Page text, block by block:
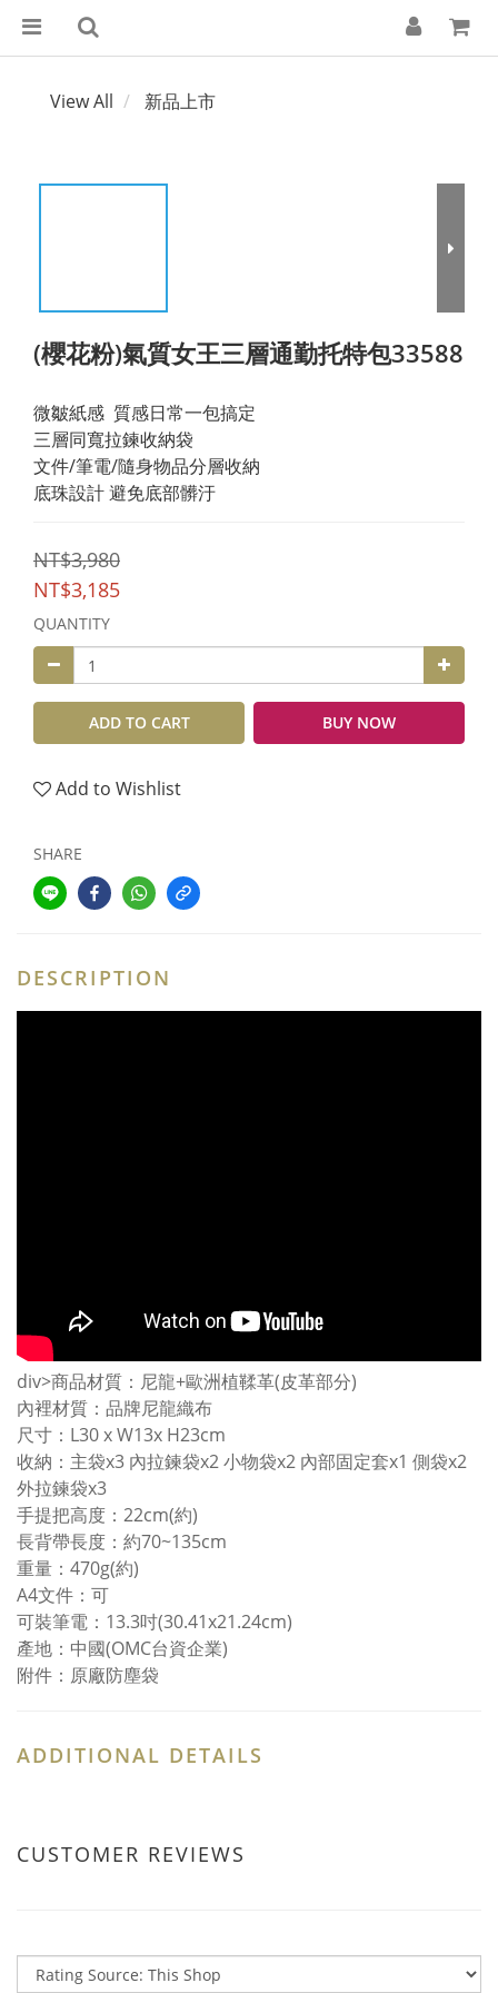
View All 新品上市
(櫻花粉)氣質女王三層通勤托特包33588
微皺紙感  質感日常一包搞定
三層同寬拉鍊收納袋
文件/筆電/隨身物品分層收納
底珠設計 避免底部髒汙
NT$3,980
NT$3,185
QUANTITY
ADD TO CART BUY NOW
Add to Wishlist
SHARE
DESCRIPTION
div>商品材質：尼龍+歐洲植鞣革(皮革部分)
內裡材質：品牌尼龍織布
尺寸：L30 x W13x H23cm
收納：主袋x3 內拉鍊袋x2 小物袋x2 內部固定套x1 側袋x2
外拉鍊袋x3
手提把高度：22cm(約)
長背帶長度：約70~135cm
重量：470g(約)
A4文件：可
可裝筆電：13.3吋(30.41x21.24cm)
產地：中國(OMC台資企業)
附件：原廠防塵袋
ADDITIONAL DETAILS
CUSTOMER REVIEWS